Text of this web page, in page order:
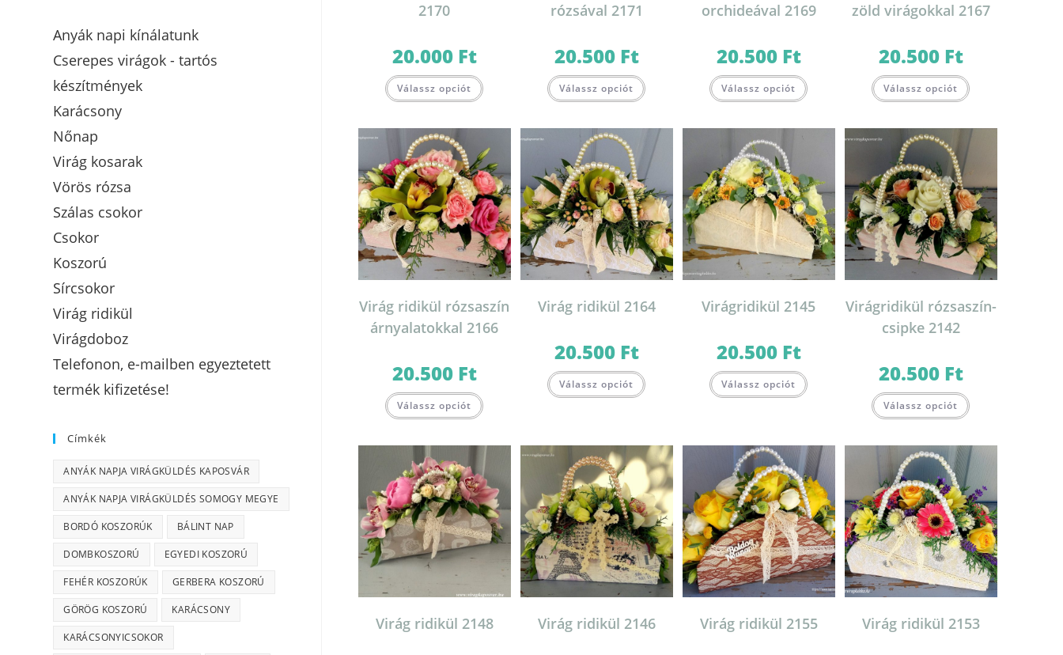
2170
20.000 Ft
Válassz opciót
rózsával 2171
20.500 Ft
Válassz opciót
orchideával 2169
20.500 Ft
Válassz opciót
zöld virágokkal 2167
20.500 Ft
Válassz opciót
Virág ridikül rózsaszín
árnyalatokkal 2166
20.500 Ft
Válassz opciót
Virág ridikül 2164
20.500 Ft
Válassz opciót
Virágridikül 2145
20.500 Ft
Válassz opciót
Virágridikül rózsaszín-
csipke 2142
20.500 Ft
Válassz opciót
Virág ridikül 2148 Virág ridikül 2146 Virág ridikül 2155 Virág ridikül 2153
Anyák napi kínálatunk
Cserepes virágok - tartós
készítmények
Karácsony
Nőnap
Virág kosarak
Vörös rózsa
Szálas csokor
Csokor
Koszorú
Sírcsokor
Virág ridikül
Virágdoboz
Telefonon, e-mailben egyeztetett
termék kifizetése!
Címkék
ANYÁK NAPJA VIRÁGKÜLDÉS KAPOSVÁR
ANYÁK NAPJA VIRÁGKÜLDÉS SOMOGY MEGYE
BORDÓ KOSZORÚK BÁLINT NAP
DOMBKOSZORÚ EGYEDI KOSZORÚ
FEHÉR KOSZORÚK GERBERA KOSZORÚ
GÖRÖG KOSZORÚ KARÁCSONY
KARÁCSONYICSOKOR